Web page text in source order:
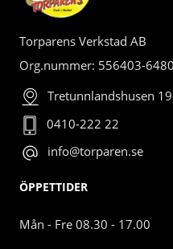
Torparens Verkstad AB
Org.nummer: 556403-6480
Tretunnlandshusen
0410-222 22
info@torparen.se
ÖPPETTIDER
Mån - Fre 08.30 - 17.00